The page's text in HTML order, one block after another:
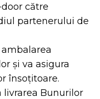
către
partenerului de
și va asigura
însoțitoare.
livrarea Bunurilor